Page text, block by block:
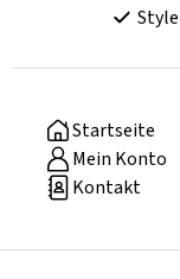
Startseite
Mein Konto
Kontakt